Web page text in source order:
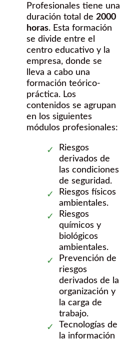
Profesionales tiene una
duración total de 2000
horas. Esta formación
se divide entre el
centro educativo y la
empresa, donde se
lleva a cabo una
formación teórico-
práctica. Los
contenidos se agrupan
en los siguientes
módulos profesionales:
Riesgos
derivados de
las condiciones
de seguridad.
Riesgos físicos
ambientales.
Riesgos
químicos y
biológicos
ambientales.
Prevención de
riesgos
derivados de la
organización y
la carga de
trabajo.
Tecnologías de
la información